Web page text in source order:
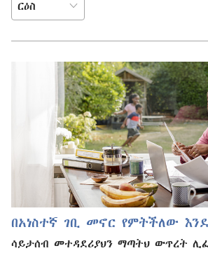
በአነስተኛ ገቢ መኖር የምትችለው
ሳይታሰብ መተዳደሪያህን ማጣትህ ውጥረት